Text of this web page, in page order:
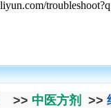
>> 中医方剂 >>